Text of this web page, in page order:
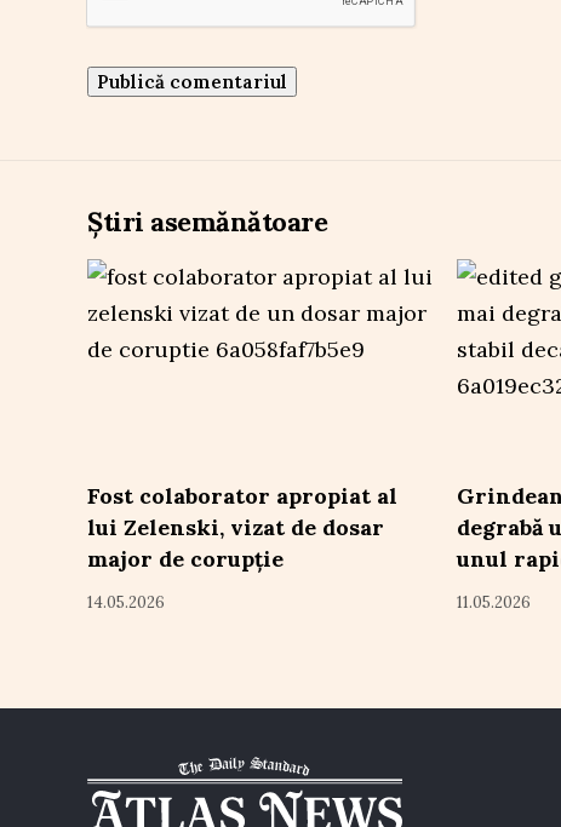
Știri asemănătoare
Fost colaborator apropiat al
lui Zelenski, vizat de dosar
major de corupție
14.05.2026
degrabă
unul
11.05.2026